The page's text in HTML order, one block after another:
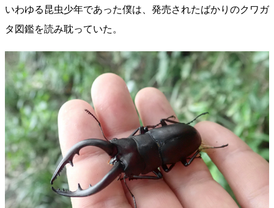
いわゆる昆虫少年であった僕は、発売されたばかりのクワガ
タ図鑑を読み耽っていた。